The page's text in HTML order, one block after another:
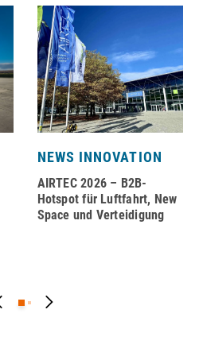
NEWS INNOVATION
AIRTEC 2026 – B2B-
Hotspot für Luftfahrt, New
Space und Verteidigung